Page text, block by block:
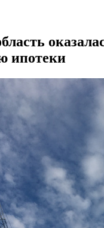
ипотеки